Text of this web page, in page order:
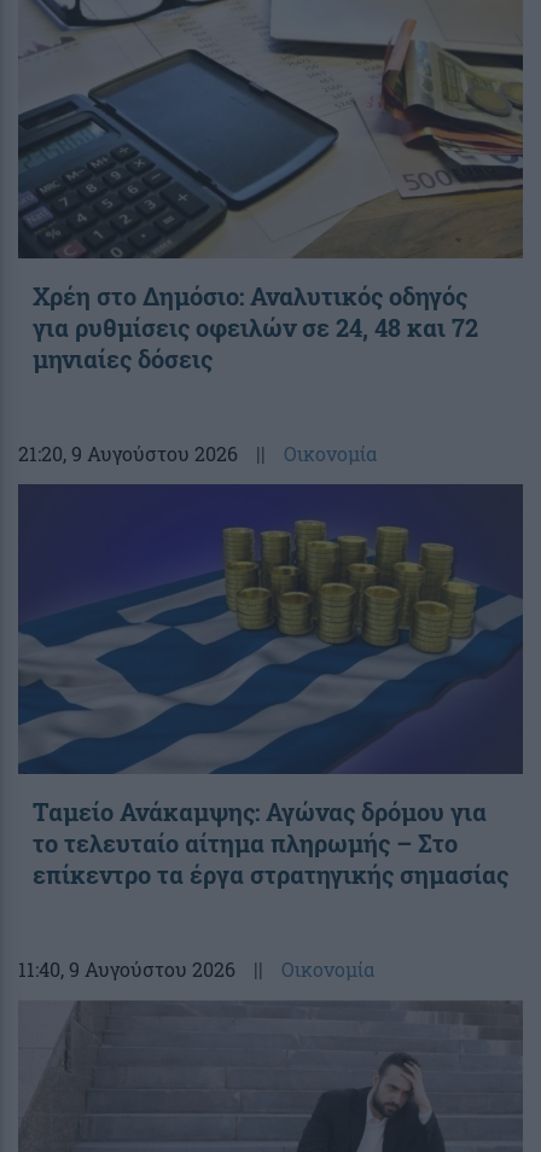
Χρέη στο Δημόσιο: Αναλυτικός οδηγός
για ρυθμίσεις οφειλών σε 24, 48 και 72
μηνιαίες δόσεις
21:20, 9 Αυγούστου 2026 || Οικονομία
Ταμείο Ανάκαμψης: Αγώνας δρόμου για
το τελευταίο αίτημα πληρωμής – Στο
επίκεντρο τα έργα στρατηγικής σημασίας
11:40, 9 Αυγούστου 2026 || Οικονομία